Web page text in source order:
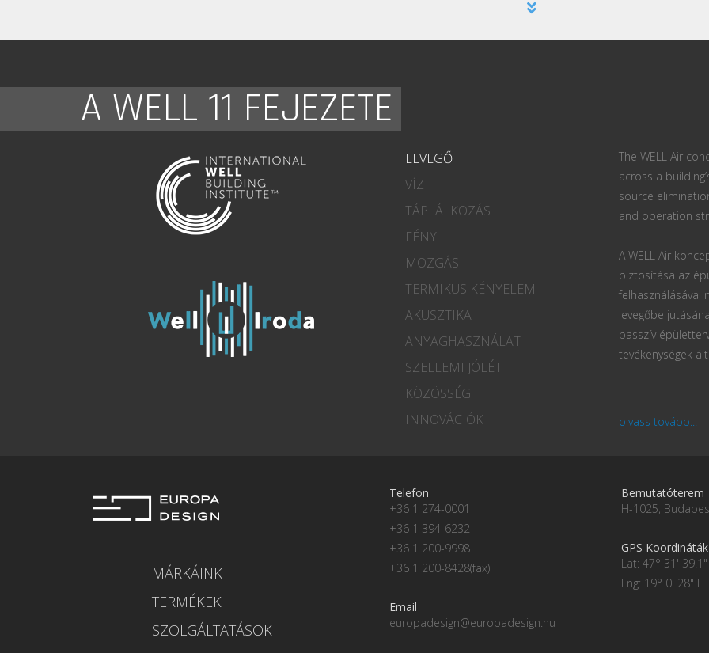
A WELL 11 FEJEZETE
LEVEGŐ
VÍZ
TÁPLÁLKOZÁS
FÉNY
MOZGÁS
TERMIKUS KÉNYELEM
AKUSZTIKA
ANYAGHASZNÁLAT
SZELLEMI JÓLÉT
KÖZÖSSÉG
INNOVÁCIÓK
The WELL Air
across a
source
and operation
A WELL Air
biztosítása az
felhasználásával
levegőbe
passzív
tevékenységek
olvass tovább...
MÁRKÁINK
TERMÉKEK
SZOLGÁLTATÁSOK
Telefon
+36 1 274-0001
+36 1 394-6232
+36 1 200-9998
+36 1 200-8428(fax)
Email
europadesign@europadesign.hu
Bemutatóterem
H-1025,
GPS Koordináták
Lat: 47° 31'
Lng: 19° 0' 28" E